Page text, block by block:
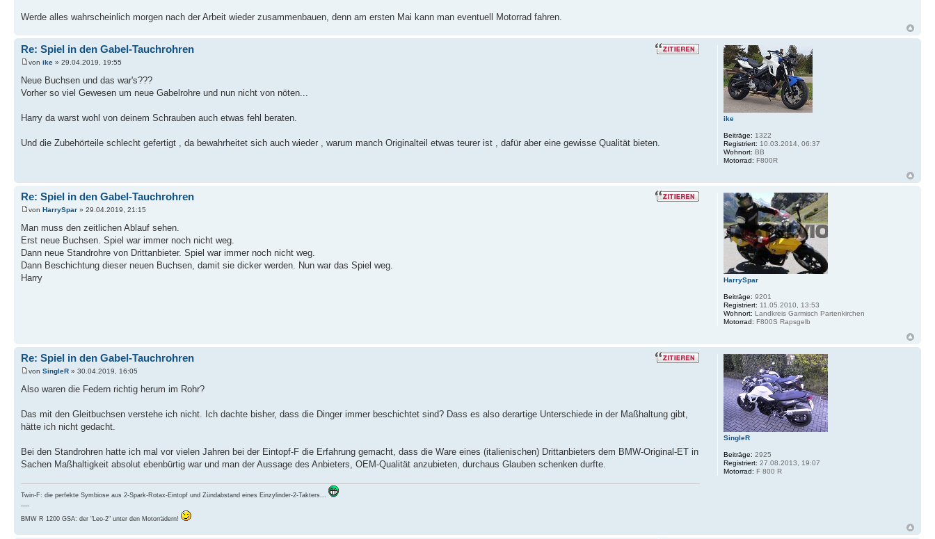
Werde alles wahrscheinlich morgen nach der Arbeit wieder zusammenbauen, denn am ersten Mai kann man eventuell Motorrad fahren.
Re: Spiel in den Gabel-Tauchrohren
von ike » 29.04.2019, 19:55
Neue Buchsen und das war's???
Vorher so viel Gewesen um neue Gabelrohre und nun nicht von nöten...
Harry da warst wohl von deinem Schrauben auch etwas fehl beraten.
Und die Zubehörteile schlecht gefertigt , da bewahrheitet sich auch wieder , warum manch Originalteil etwas teurer ist , dafür aber eine gewisse Qualität bieten.
ike
Beiträge: 1322
Registriert: 10.03.2014, 06:37
Wohnort: BB
Motorrad: F800R
Re: Spiel in den Gabel-Tauchrohren
von HarrySpar » 29.04.2019, 21:15
Man muss den zeitlichen Ablauf sehen.
Erst neue Buchsen. Spiel war immer noch nicht weg.
Dann neue Standrohre von Drittanbieter. Spiel war immer noch nicht weg.
Dann Beschichtung dieser neuen Buchsen, damit sie dicker werden. Nun war das Spiel weg.
Harry
HarrySpar
Beiträge: 9201
Registriert: 11.05.2010, 13:53
Wohnort: Landkreis Garmisch Partenkirchen
Motorrad: F800S Rapsgelb
Re: Spiel in den Gabel-Tauchrohren
von SingleR » 30.04.2019, 16:05
Also waren die Federn richtig herum im Rohr?
Das mit den Gleitbuchsen verstehe ich nicht. Ich dachte bisher, dass die Dinger immer beschichtet sind? Dass es also derartige Unterschiede in der Maßhaltung gibt,
hätte ich nicht gedacht.
Bei den Standrohren hatte ich mal vor vielen Jahren bei der Eintopf-F die Erfahrung gemacht, dass die Ware eines (italienischen) Drittanbieters dem BMW-Original-ET in
Sachen Maßhaltigkeit absolut ebenbürtig war und man der Aussage des Anbieters, OEM-Qualität anzubieten, durchaus Glauben schenken durfte.
Twin-F: die perfekte Symbiose aus 2-Spark-Rotax-Eintopf und Zündabstand eines Einzylinder-2-Takters...
----
BMW R 1200 GSA: der "Leo-2" unter den Motorrädern!
SingleR
Beiträge: 2925
Registriert: 27.08.2013, 19:07
Motorrad: F 800 R